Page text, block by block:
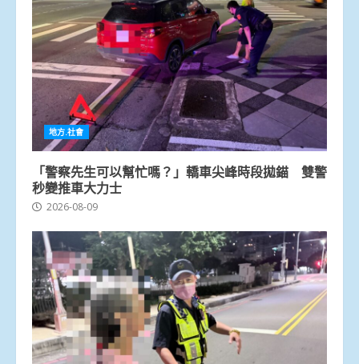
地方.社會
「警察先生可以幫忙嗎？」轎車尖峰時段拋錨 雙警
秒變推車大力士
2026-08-09